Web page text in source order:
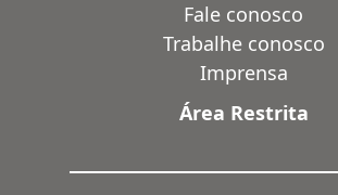
Fale conosco
Trabalhe conosco
Imprensa
Área Restrita